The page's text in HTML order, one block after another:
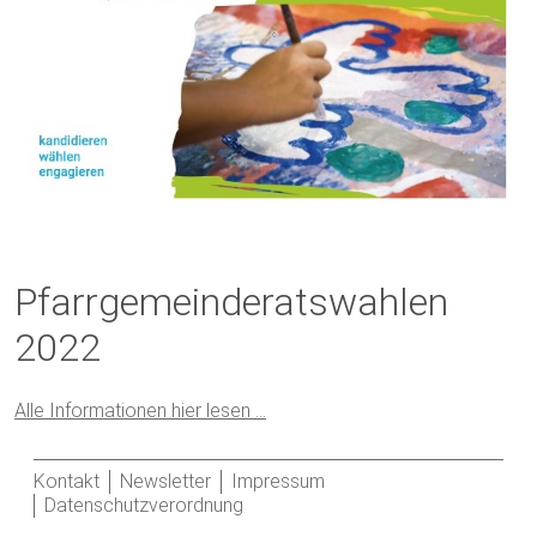
Pfarrgemeinderatswahlen
2022
Alle Informationen hier lesen …
Kontakt Newsletter
Impressum
Datenschutzverordnung